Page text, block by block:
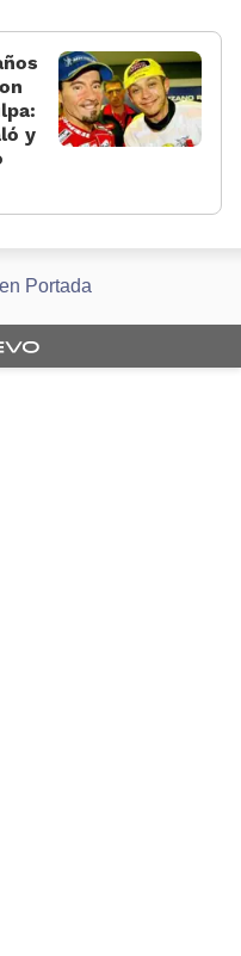
y
Portada